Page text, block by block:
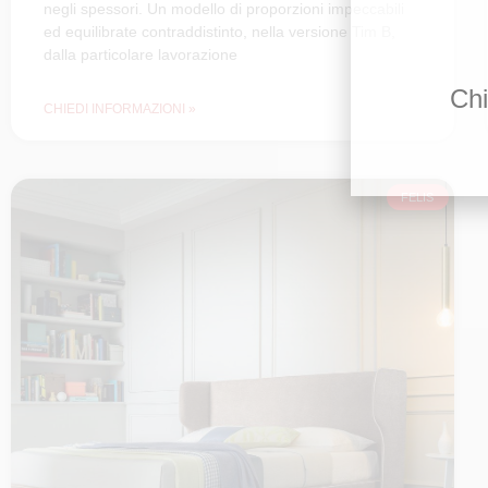
negli spessori. Un modello di proporzioni impeccabili
ed equilibrate contraddistinto, nella versione Tim B,
dalla particolare lavorazione
CHIEDI INFORMAZIONI »
FELIS